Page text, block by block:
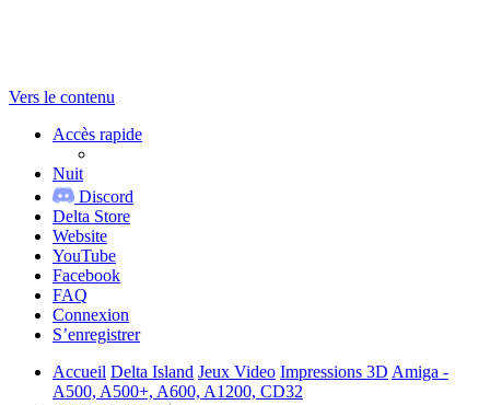
Vers le contenu
Accès rapide
Nuit
Discord
Delta Store
Website
YouTube
Facebook
FAQ
Connexion
S’enregistrer
Accueil Delta Island Jeux Video Impressions 3D Amiga -
A500, A500+, A600, A1200, CD32